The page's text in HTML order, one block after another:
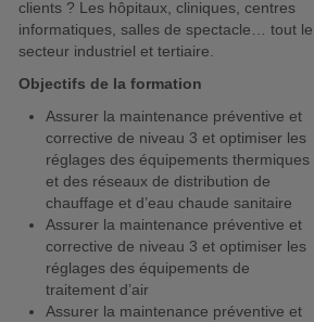
clients ? Les hôpitaux, cliniques, centres
informatiques, salles de spectacle… tout le
secteur industriel et tertiaire.
Objectifs de la formation
Assurer la maintenance préventive et
corrective de niveau 3 et optimiser les
réglages des équipements thermiques
et des réseaux de distribution de
chauffage et d’eau chaude sanitaire
Assurer la maintenance préventive et
corrective de niveau 3 et optimiser les
réglages des équipements de
traitement d’air
Assurer la maintenance préventive et